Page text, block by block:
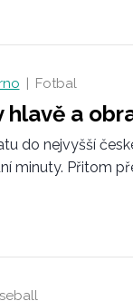
| Fotbal
hlavě a
do nejvyšší
minuty. Přitom